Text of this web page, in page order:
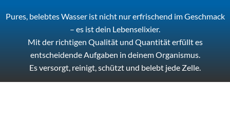
Pures, belebtes Wasser ist nicht nur erfrischend im Geschmack
– es ist dein Lebenselixier.
Mit der richtigen Qualität und Quantität erfüllt es
entscheidende Aufgaben in deinem Organismus.
Es versorgt, reinigt, schützt und belebt jede Zelle.